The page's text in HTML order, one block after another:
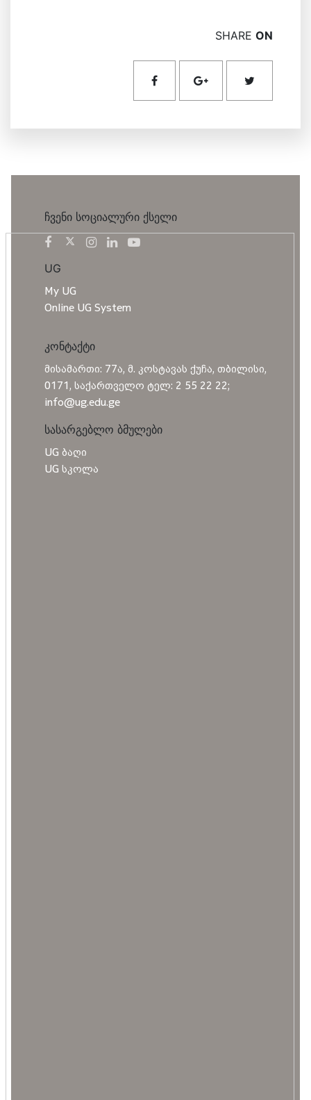
SHARE ON
ჩვენი სოციალური ქსელი
UG
My UG
Online UG System
კონტაქტი
მისამართი: 77ა, მ. კოსტავას ქუჩა, თბილისი,
0171, საქართველო ტელ: 2 55 22 22;
info@ug.edu.ge
სასარგებლო ბმულები
UG ბაღი
UG სკოლა